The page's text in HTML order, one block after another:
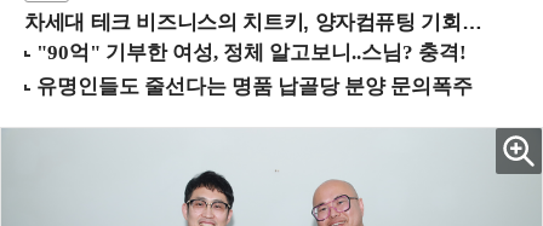
차세대 테크 비즈니스의 치트키, 양자컴퓨팅 기회를 선점하라! (8/28 강남역)